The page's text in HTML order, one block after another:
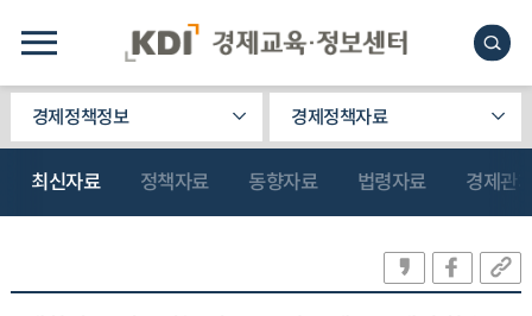
경제정책정보 경제정책자료
최신자료 정책자료 동향자료 법령자료 경제관